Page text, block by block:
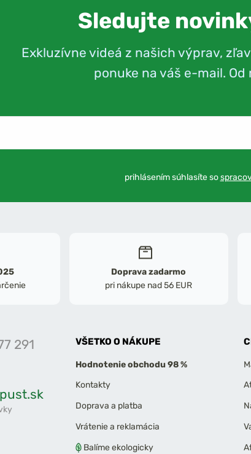
Sledujte
Exkluzívne videá z našich výprav,
ponuke na váš e-mail.
prihlásením súhlasíte so
Doprava zadarmo
pri nákupe nad 56 EUR
291 VŠETKO O NÁKUPE
Hodnotenie obchodu 98 %
Kontakty
Doprava a platba
Vrátenie a reklamácia
Balíme ekologicky